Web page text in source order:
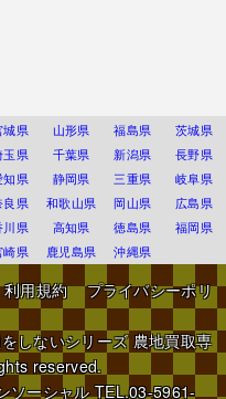
城県 山形県 福島県
茨城県
玉県 千葉県 新潟県
長野県
知県 静岡県 三重県
岐阜県
良県 和歌山県 岡山県
広島県
川県 高知県 徳島県
福岡県
崎県 鹿児島県 沖縄県
利用規約
プライバシーポリ
しないシリーズ 農地買取専
reserved.
ソーシャルTEL.03-5961-